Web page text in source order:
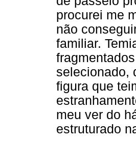
procurei me
não
familiar.
selecionado,
figura que
meu ver do
estruturado